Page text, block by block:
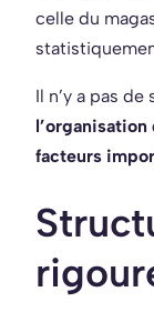
celle du
Il n’y a pas de
facteurs